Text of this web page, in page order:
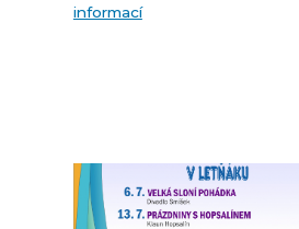
informací